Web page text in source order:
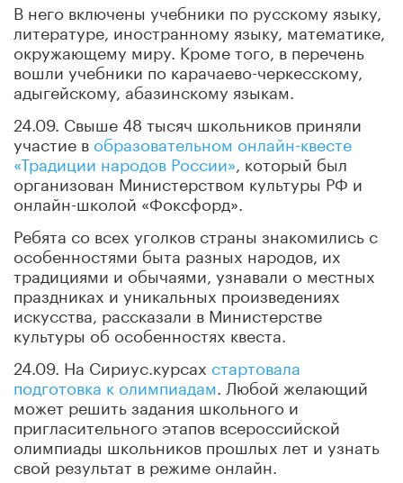
В него включены учебники по русскому языку,
литературе, иностранному языку, математике,
окружающему миру. Кроме того, в перечень
вошли учебники по карачаево-черкесскому,
адыгейскому, абазинскому языкам.
24.09. Свыше 48 тысяч школьников приняли
участие в образовательном онлайн-квесте
«Традиции народов России» , который был
организован Министерством культуры РФ и
онлайн-школой «Фоксфорд».
Ребята со всех уголков страны знакомились с
особенностями быта разных народов, их
традициями и обычаями, узнавали о местных
праздниках и уникальных произведениях
искусства, рассказали в Министерстве
культуры об особенностях квеста.
24.09. На Сириус.курсах стартовала
подготовка к олимпиадам . Любой желающий
может решить задания школьного и
пригласительного этапов всероссийской
олимпиады школьников прошлых лет и узнать
свой результат в режиме онлайн.